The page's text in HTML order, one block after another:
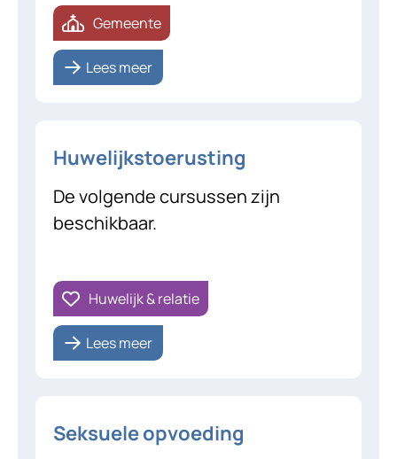
Gemeente
Lees meer
Huwelijkstoerusting
De volgende cursussen zijn
beschikbaar.
Huwelijk & relatie
Lees meer
Seksuele opvoeding